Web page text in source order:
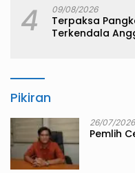
4 09/08/2026
Terpaksa
Terkendala
Pikiran
26/07/2026
Pemlih